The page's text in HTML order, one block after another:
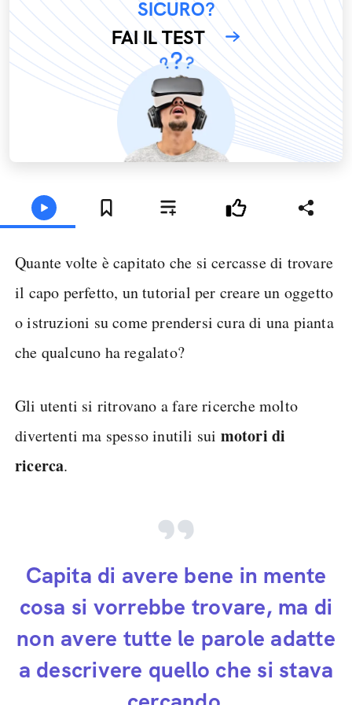
SICURO?
FAI IL TEST
Quante volte è capitato che si cercasse di trovare
il capo perfetto, un tutorial per creare un oggetto
o istruzioni su come prendersi cura di una pianta
che qualcuno ha regalato?
Gli utenti si ritrovano a fare ricerche molto
divertenti ma spesso inutili sui motori di
ricerca.
Capita di avere bene in mente
cosa si vorrebbe trovare, ma di
non avere tutte le parole adatte
a descrivere quello che si stava